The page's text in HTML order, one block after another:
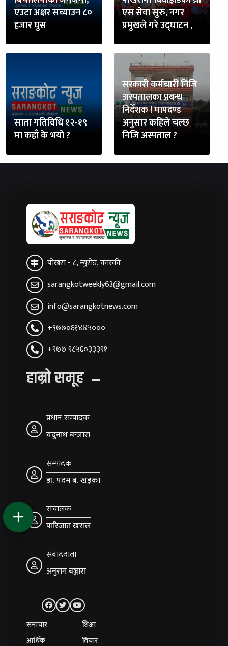
एउटा अक्षर सच्याउन ८०
हजार घुस
एस सेवा सुरु, नगर
प्रमुखले गरे उद्घाटन ,
साता गतिविधि १२-१९
मा कहाँ के भयो ?
सरकारी कर्मचारी निजि
अस्पतालका प्रबन्ध
निर्देशक ! मापदण्ड
अनुसार कहिले चल्छ
निजि अस्पताल ?
पोखरा - ८, न्युरोड, कास्की
sarangkotweekly63@gmail.com
info@sarangkotnews.com
+९७७०६१४४५०००
+९७७ ९८५६०३३३९१
हाम्रो समूह
प्रधान सम्पादक
यदुनाथ बन्जारा
सम्पादक
डा. पदम ब. खड्का
संचालक
पारिजात खराल
संवाददाता
अनुराग बञ्जारा
समाचार
शिक्षा
आर्थिक
विचार